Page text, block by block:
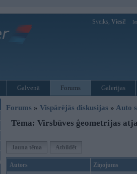
Sveiks, Viesi!
Galvenā Forums Galerijas
Forums » Vispārējās diskusijas » Auto
Tēma: Virsbūves ģeometrijas
Jauna tēma Atbildēt
Autors Ziņojums